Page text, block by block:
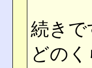
続きで
どの